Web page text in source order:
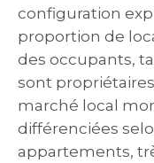
configuration
proportion de
des occupants,
sont
marché local
différenciées
appartements,